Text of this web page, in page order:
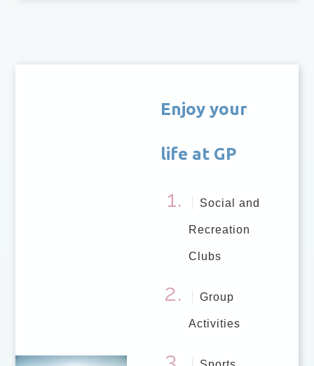
Enjoy your
life at GP
Social and
Recreation
Clubs
Group
Activities